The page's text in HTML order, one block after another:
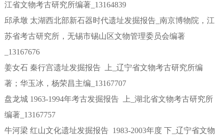
江省文物考古研究所编著_13164839
邱承墩 太湖西北部新石器时代遗址发掘报告_南京博物院，江
苏省考古研究所，无锡市锡山区文物管理委员会编著
_13167676
姜女石 秦行宫遗址发掘报告 上_辽宁省文物考古研究所编
著；华玉冰，杨荣昌主编_13167707
盘龙城 1963-1994年考古发掘报告 上_湖北省文物考古研究所
编著_13167757
牛河梁 红山文化遗址发掘报告 1983-2003年度 下_辽宁省文物